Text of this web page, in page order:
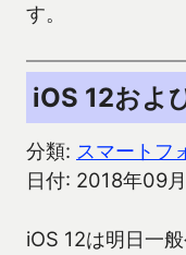
す。
iOS 12およ
分類: スマートフ
日付: 2018年09
iOS 12は明日一